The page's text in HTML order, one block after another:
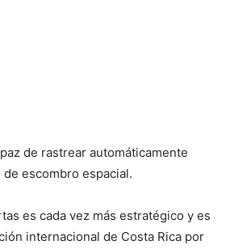
de rastrear automáticamente
escombro espacial.
es cada vez más estratégico y es
internacional de Costa Rica por